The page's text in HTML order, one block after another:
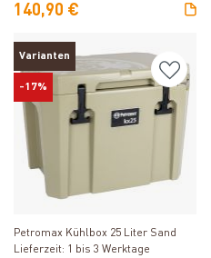
140,90 €
Varianten
-17%
Produkt ansehen
Petromax Kühlbox 25 Liter Sand
Lieferzeit: 1 bis 3 Werktage